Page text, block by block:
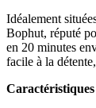
Idéalement
Bophut, réputé
en 20 minutes
facile à la